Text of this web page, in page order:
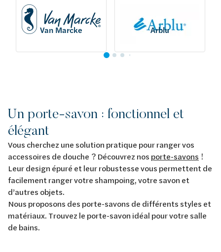
Van Marcke Arblu
Un porte-savon : fonctionnel et
élégant
Vous cherchez une solution pratique pour ranger vos
accessoires de douche ? Découvrez nos porte-savons !
Leur design épuré et leur robustesse vous permettent de
facilement ranger votre shampoing, votre savon et
d’autres objets.
Nous proposons des porte-savons de différents styles et
matériaux. Trouvez le porte-savon idéal pour votre salle
de bains.